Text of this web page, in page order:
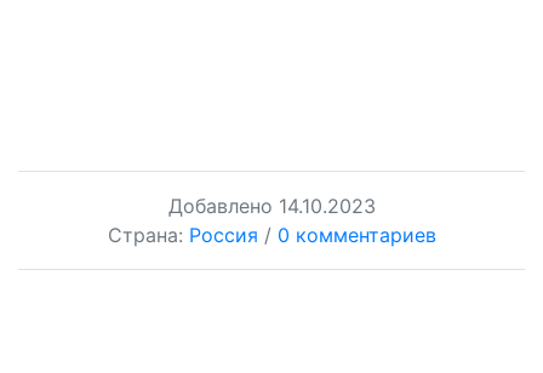
Добавлено 14.10.2023
Страна: Россия / 0 комментариев